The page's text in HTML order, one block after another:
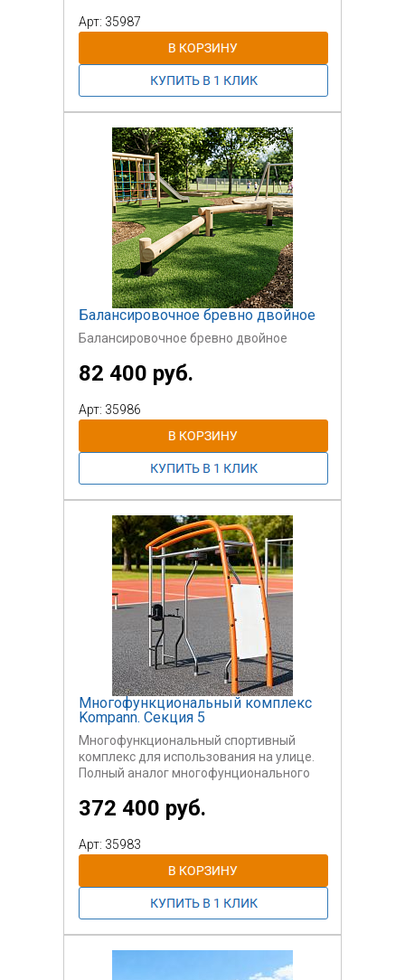
Арт: 35987
Балансировочное бревно двойное
Балансировочное бревно двойное
82 400 руб.
Арт: 35986
Многофункциональный комплекс
Kompann. Секция 5
Многофункциональный спортивный
комплекс для использования на улице.
Полный аналог многофунционального
Может быть использован
самостоятельно или вместе с другими
секциями.
Данный комплекс содержит
оборудование для функционального
тренинга.
Для пользователей старше 14 лет.
372 400 руб.
Арт: 35983